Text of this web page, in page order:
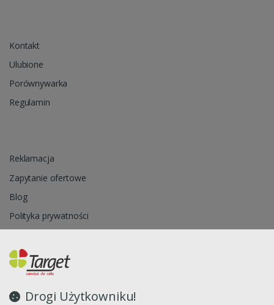
Drogi Użytkowniku!
Kontakt
Ulubione
Porównywarka
Regulamin
Reklamacja
Zapytanie ofertowe
Blog
Polityka prywatności
Oprogramowanie sklepu internetowego dostarcza